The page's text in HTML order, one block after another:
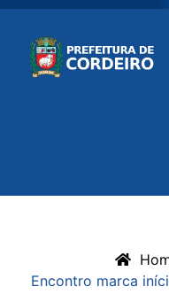
Encontro marca